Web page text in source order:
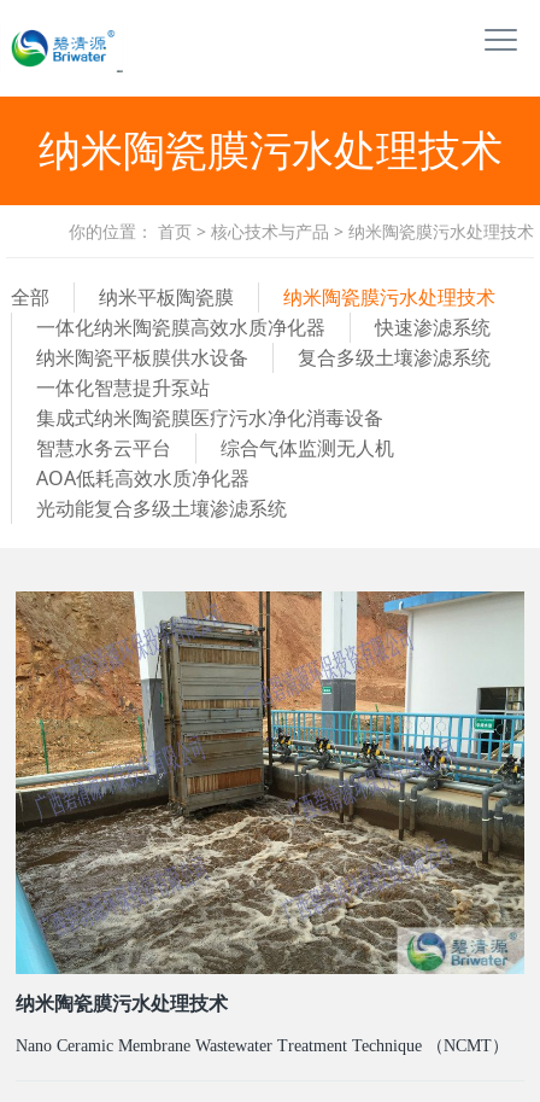
纳米陶瓷膜污水处理技术
你的位置： 首页 > 核心技术与产品 > 纳米陶瓷膜污水处理技术
全部 纳米平板陶瓷膜
纳米陶瓷膜污水处理技术
一体化纳米陶瓷膜高效水质净化器
快速渗滤系统
纳米陶瓷平板膜供水设备
复合多级土壤渗滤系统
一体化智慧提升泵站
集成式纳米陶瓷膜医疗污水净化消毒设备
智慧水务云平台
综合气体监测无人机
AOA低耗高效水质净化器
光动能复合多级土壤渗滤系统
纳米陶瓷膜污水处理技术
Nano Ceramic Membrane Wastewater Treatment Technique （NCMT）